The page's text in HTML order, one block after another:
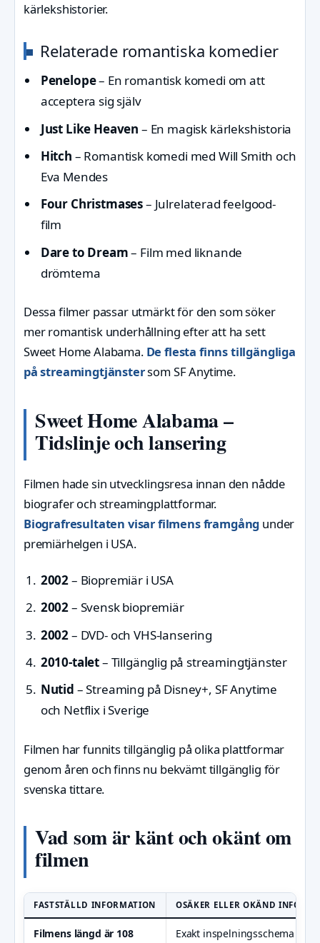
kärlekshistorier.
Relaterade romantiska komedier
Penelope– En romantisk komedi om att
acceptera sig själv
Just Like Heaven – En magisk kärlekshistoria
Hitch – Romantisk komedi med Will Smith och
Eva Mendes
Four Christmases– Julrelaterad feelgood-
film
Dare to Dream– Film med liknande
drömtema
Dessa filmer passar utmärkt för den som söker
mer romantisk underhållning efter att ha sett
Sweet Home Alabama. De flesta finns tillgängliga
på streamingtjänstersom SF Anytime.
Sweet Home Alabama –
Tidslinje och lansering
Filmen hade sin utvecklingsresa innan den nådde
biografer och streamingplattformar.
Biografresultaten visar filmens framgång under
premiärhelgen i USA.
2002– Biopremiär i USA
2002– Svensk biopremiär
2002– DVD- och VHS-lansering
2010-talet– Tillgänglig på streamingtjänster
Nutid – Streaming på Disney+, SF Anytime
och Netflix i Sverige
Filmen har funnits tillgänglig på olika plattformar
genom åren och finns nu bekvämt tillgänglig för
svenska tittare.
Vad som är känt och okänt om
filmen
FASTSTÄLLD INFORMATION OSÄKER ELLER OKÄND
Filmens längd är 108
Exakt inspelningsschema